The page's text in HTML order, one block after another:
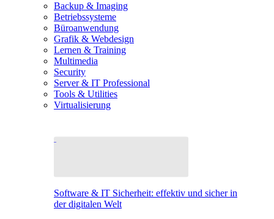
Backup & Imaging
Betriebssysteme
Büroanwendung
Grafik & Webdesign
Lernen & Training
Multimedia
Security
Server & IT Professional
Tools & Utilities
Virtualisierung
Software & IT Sicherheit: effektiv und sicher in
der digitalen Welt